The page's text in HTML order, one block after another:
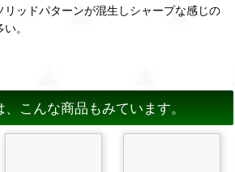
リッドパターンが混生しシャープな感じの
。
こんな商品もみています。